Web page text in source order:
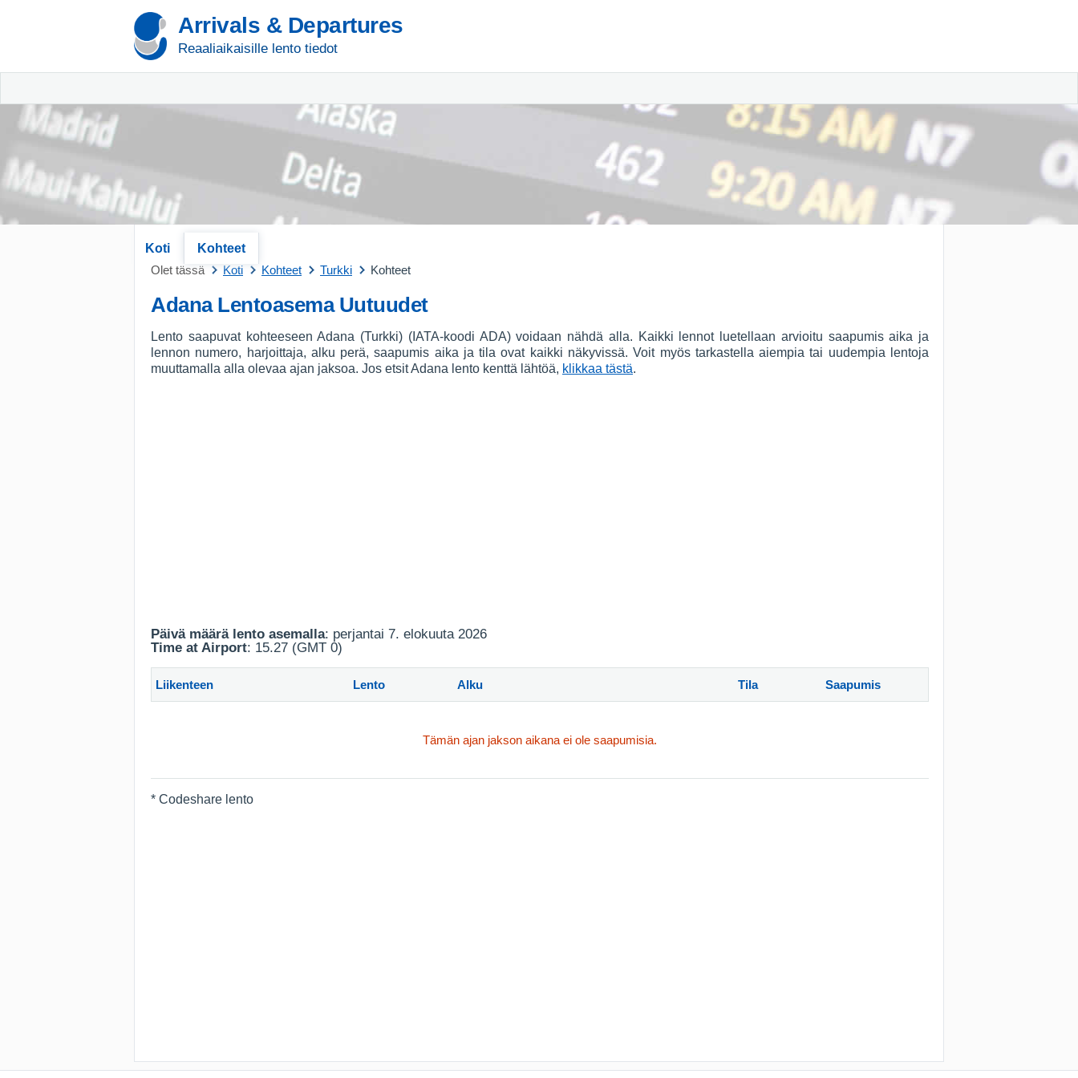
Arrivals & Departures
Reaaliaikaisille lento tiedot
Koti
Kohteet
Olet tässä
Koti Kohteet Turkki Kohteet
Adana Lentoasema Uutuudet
Lento saapuvat kohteeseen Adana (Turkki) (IATA-koodi ADA) voidaan nähdä alla. Kaikki lennot luetellaan arvioitu saapumis aika ja
lennon numero, harjoittaja, alku perä, saapumis aika ja tila ovat kaikki näkyvissä. Voit myös tarkastella aiempia tai uudempia lentoja
muuttamalla alla olevaa ajan jaksoa. Jos etsit Adana lento kenttä lähtöä, klikkaa tästä.
Päivä määrä lento asemalla: perjantai 7. elokuuta 2026
Time at Airport: 15.27 (GMT 0)
Liikenteen Lento Alku Tila Saapumis
Tämän ajan jakson aikana ei ole saapumisia.
* Codeshare lento